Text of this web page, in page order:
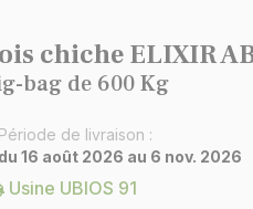
chiche ELIXIR
bag de 600 Kg
Période de livraison :
du 16 août 2026 au 6 nov. 2026
Usine UBIOS 91